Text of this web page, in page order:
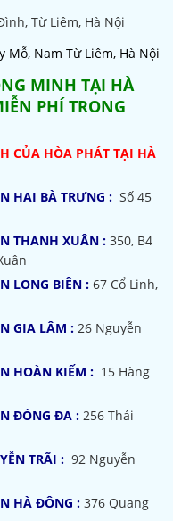
Từ Liêm, Hà Nội
Mỗ, Nam Từ Liêm, Hà Nội
MINH TẠI HÀ
PHÍ TRONG
CỦA HÒA PHÁT TẠI HÀ
HAI BÀ TRƯNG : Số 45
THANH XUÂN : 350, B4
LONG BIÊN : 67 Cổ Linh,
GIA LÂM : 26 Nguyễn
HOÀN KIẾM : 15 Hàng
ĐÓNG ĐA : 256 Thái
TRÃI : 92 Nguyễn
HÀ ĐÔNG : 376 Quang